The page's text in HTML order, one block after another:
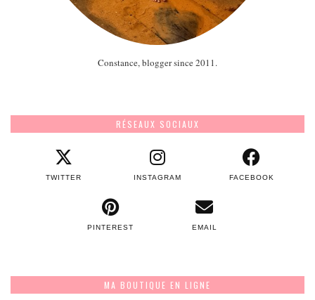
Constance, blogger since 2011.
RÉSEAUX SOCIAUX
TWITTER INSTAGRAM FACEBOOK
PINTEREST EMAIL
MA BOUTIQUE EN LIGNE